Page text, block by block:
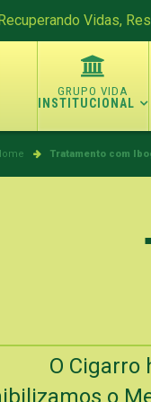
Vidas,
INSTITUCIONAL
Tratamento com
O Cigarro
o